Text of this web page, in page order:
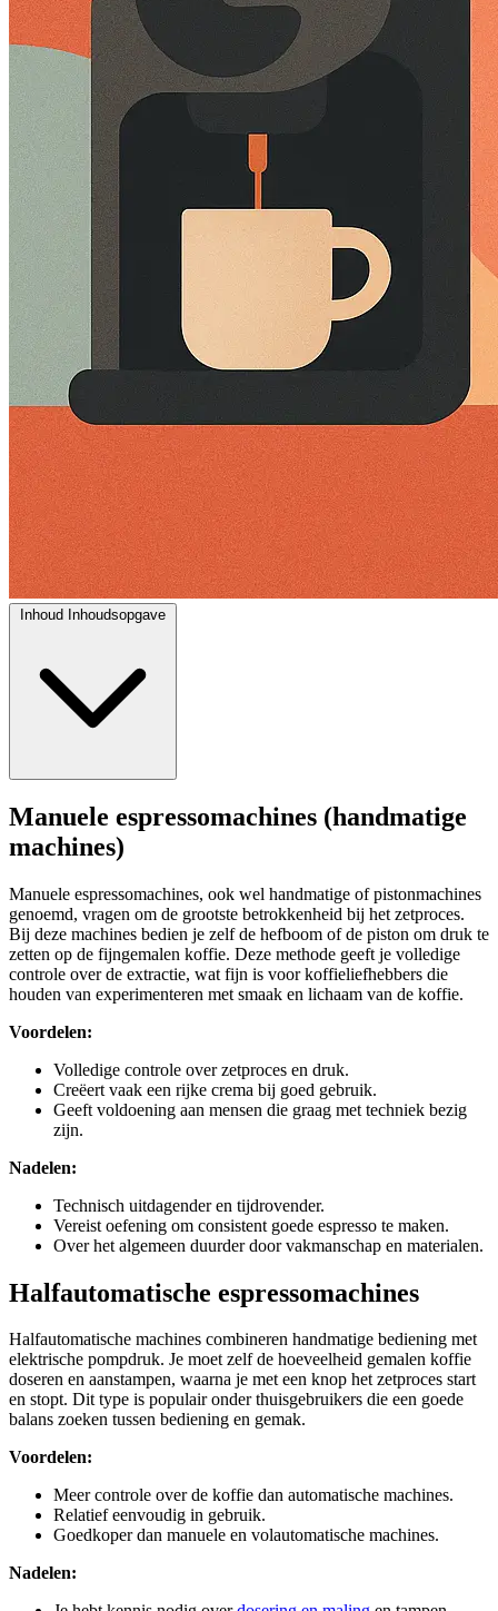
Inhoud Inhoudsopgave
Manuele espressomachines (handmatige
machines)
Manuele espressomachines, ook wel handmatige of pistonmachines
genoemd, vragen om de grootste betrokkenheid bij het zetproces.
Bij deze machines bedien je zelf de hefboom of de piston om druk te
zetten op de fijngemalen koffie. Deze methode geeft je volledige
controle over de extractie, wat fijn is voor koffieliefhebbers die
houden van experimenteren met smaak en lichaam van de koffie.
Voordelen:
Volledige controle over zetproces en druk.
Creëert vaak een rijke crema bij goed gebruik.
Geeft voldoening aan mensen die graag met techniek bezig
zijn.
Nadelen:
Technisch uitdagender en tijdrovender.
Vereist oefening om consistent goede espresso te maken.
Over het algemeen duurder door vakmanschap en materialen.
Halfautomatische espressomachines
Halfautomatische machines combineren handmatige bediening met
elektrische pompdruk. Je moet zelf de hoeveelheid gemalen koffie
doseren en aanstampen, waarna je met een knop het zetproces start
en stopt. Dit type is populair onder thuisgebruikers die een goede
balans zoeken tussen bediening en gemak.
Voordelen:
Meer controle over de koffie dan automatische machines.
Relatief eenvoudig in gebruik.
Goedkoper dan manuele en volautomatische machines.
Nadelen: